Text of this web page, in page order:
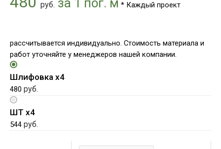
руб. * Каждый проект
рассчитывается индивидуально. Стоимость материала и
работ уточняйте у менеджеров нашей компании.
Шлифовка х4
480 руб.
ШТ х4
544 руб.